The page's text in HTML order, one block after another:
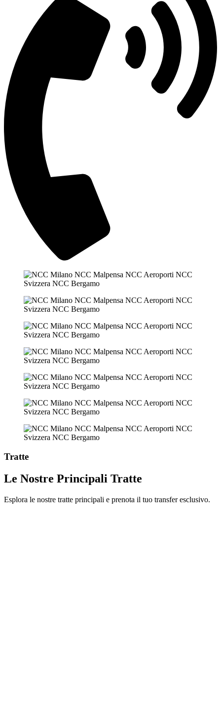
Tratte
Le Nostre Principali Tratte
Esplora le nostre tratte principali e prenota il tuo transfer esclusivo.